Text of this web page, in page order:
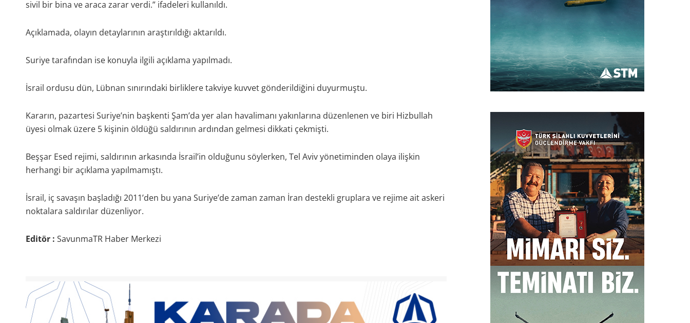
sivil bir bina ve araca zarar verdi.” ifadeleri kullanıldı.
Açıklamada, olayın detaylarının araştırıldığı aktarıldı.
Suriye tarafından ise konuyla ilgili açıklama yapılmadı.
İsrail ordusu dün, Lübnan sınırındaki birliklere takviye kuvvet gönderildiğini duyurmuştu.
Kararın, pazartesi Suriye’nin başkenti Şam’da yer alan havalimanı yakınlarına düzenlenen ve biri Hizbullah
üyesi olmak üzere 5 kişinin öldüğü saldırının ardından gelmesi dikkati çekmişti.
Beşşar Esed rejimi, saldırının arkasında İsrail’in olduğunu söylerken, Tel Aviv yönetiminden olaya ilişkin
herhangi bir açıklama yapılmamıştı.
İsrail, iç savaşın başladığı 2011’den bu yana Suriye’de zaman zaman İran destekli gruplara ve rejime ait askeri
noktalara saldırılar düzenliyor.
Editör : SavunmaTR Haber Merkezi